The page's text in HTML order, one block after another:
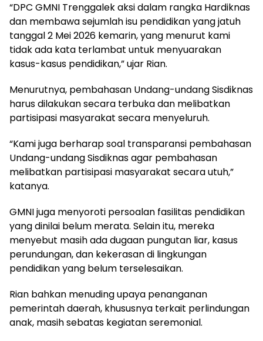
“DPC GMNI Trenggalek aksi dalam rangka Hardiknas
dan membawa sejumlah isu pendidikan yang jatuh
tanggal 2 Mei 2026 kemarin, yang menurut kami
tidak ada kata terlambat untuk menyuarakan
kasus-kasus pendidikan,” ujar Rian.
Menurutnya, pembahasan Undang-undang Sisdiknas
harus dilakukan secara terbuka dan melibatkan
partisipasi masyarakat secara menyeluruh.
“Kami juga berharap soal transparansi pembahasan
Undang-undang Sisdiknas agar pembahasan
melibatkan partisipasi masyarakat secara utuh,”
katanya.
GMNI juga menyoroti persoalan fasilitas pendidikan
yang dinilai belum merata. Selain itu, mereka
menyebut masih ada dugaan pungutan liar, kasus
perundungan, dan kekerasan di lingkungan
pendidikan yang belum terselesaikan.
Rian bahkan menuding upaya penanganan
pemerintah daerah, khususnya terkait perlindungan
anak, masih sebatas kegiatan seremonial.